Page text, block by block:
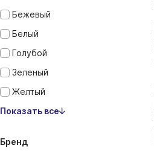
Бежевый
Белый
Голубой
Зеленый
Желтый
Показать все
Бренд